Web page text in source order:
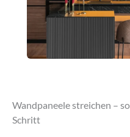
Wandpaneele streichen –
Schritt